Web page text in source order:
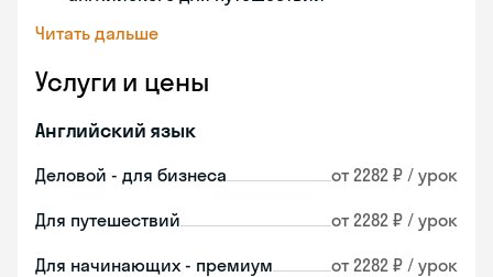
Читать дальше
Услуги и цены
Английский язык
Деловой - для бизнеса от 2282 ₽ / урок
Для путешествий от 2282 ₽ / урок
Для начинающих - премиум от 2282 ₽ / урок